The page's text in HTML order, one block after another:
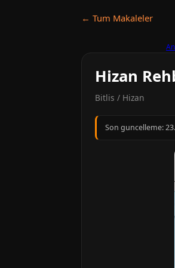
← Tum Makaleler
Hizan
Bitlis / Hizan
Son guncelleme: